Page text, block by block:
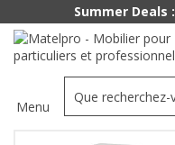
Menu
Summer Deals :